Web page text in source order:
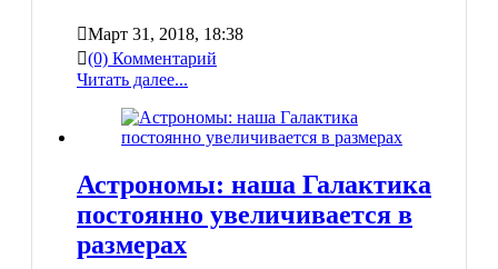
Март 31, 2018, 18:38
(0) Комментарий
Читать далее...
Астрономы: наша Галактика
постоянно увеличивается в
размерах